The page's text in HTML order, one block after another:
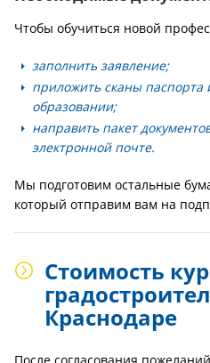
Чтобы обучиться новой
заполнить заявление;
приложить сканы паспорта
образовании;
направить пакет
электронной почте.
Мы подготовим остальные
который отправим вам на
Стоимость
Краснодаре